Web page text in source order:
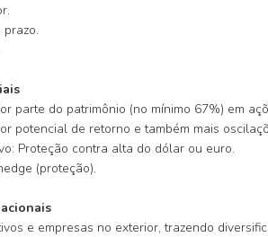
parte do patrimônio (no mínimo 67%) em
potencial de retorno e também mais
Proteção contra alta do dólar ou euro.
(proteção).
e empresas no exterior, trazendo